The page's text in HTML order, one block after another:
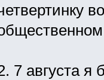
7 августа я